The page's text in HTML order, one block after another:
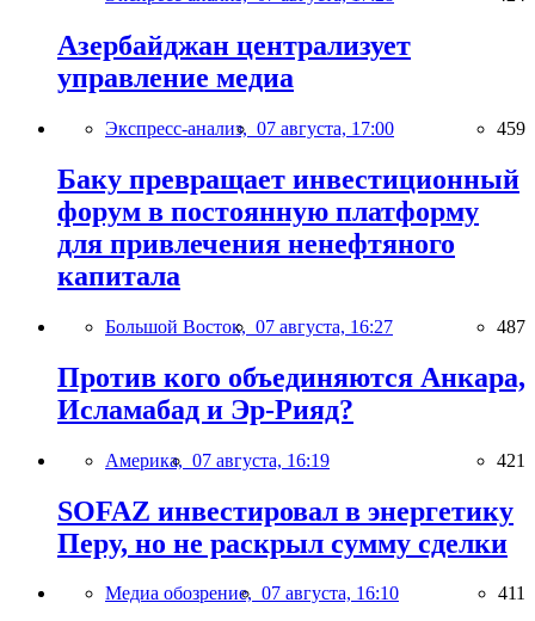
Азербайджан централизует
управление медиа
Экспресс-анализ, 07 августа, 17:00 459
Баку превращает инвестиционный
форум в постоянную платформу
для привлечения ненефтяного
капитала
Большой Восток, 07 августа, 16:27 487
Против кого объединяются Анкара,
Исламабад и Эр-Рияд?
Америка, 07 августа, 16:19 421
SOFAZ инвестировал в энергетику
Перу, но не раскрыл сумму сделки
Медиа обозрение, 07 августа, 16:10 411